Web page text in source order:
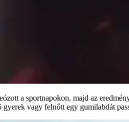
a sportnapokon, majd az
vagy felnőtt egy gumilabdát